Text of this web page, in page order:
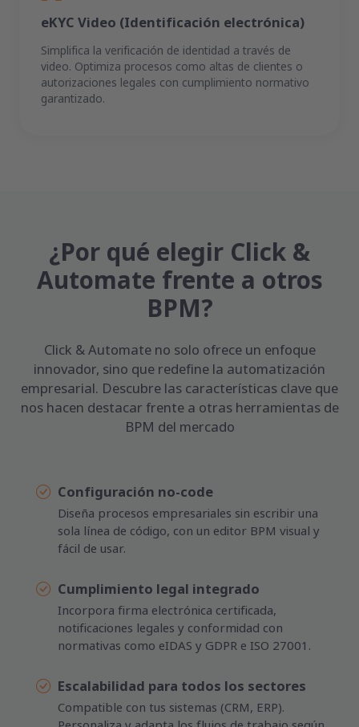
eKYC Video (Identificación electrónica)
Simplifica la verificación de identidad a través de
video. Optimiza procesos como altas de clientes o
autorizaciones legales con cumplimiento normativo
garantizado.
¿Por qué elegir Click &
Automate frente a otros
BPM?
Click & Automate no solo ofrece un enfoque
innovador, sino que redefine la automatización
empresarial. Descubre las características clave que
nos hacen destacar frente a otras herramientas de
BPM del mercado
Configuración no-code
Diseña procesos empresariales sin escribir una
sola línea de código, con un editor BPM visual y
fácil de usar.
Cumplimiento legal integrado
Incorpora firma electrónica certificada,
notificaciones legales y conformidad con
normativas como eIDAS y GDPR e ISO 27001.
Escalabilidad para todos los sectores
Compatible con tus sistemas (CRM, ERP).